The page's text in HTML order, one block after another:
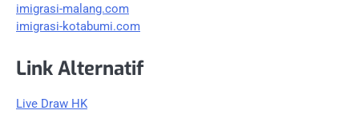
imigrasi-malang.com
imigrasi-kotabumi.com
Link Alternatif
Live Draw HK